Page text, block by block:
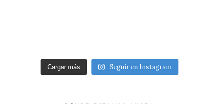
Cargar más Seguir en Instagram